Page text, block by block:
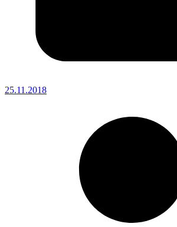
25.11.2018